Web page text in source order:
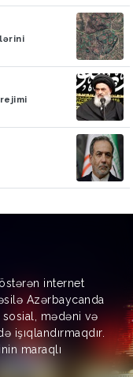
internet
Azərbaycanda
mədəni və
maraqlı